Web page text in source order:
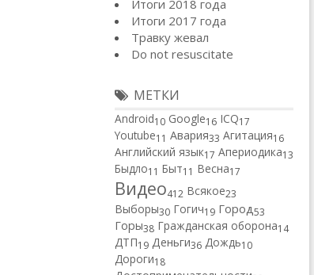
Итоги 2018 года
Итоги 2017 года
Травку жевал
Do not resuscitate
МЕТКИ
Android10 Google16 ICQ17
Youtube11 Авария33 Агитация16
Английский язык17 Апериодика13
Быдло11 Быт11 Весна17
Видео412 Всякое23
Выборы30 Гогич19 Город53
Горы38 Гражданская оборона14
ДТП19 Деньги36 Дождь10
Дороги18